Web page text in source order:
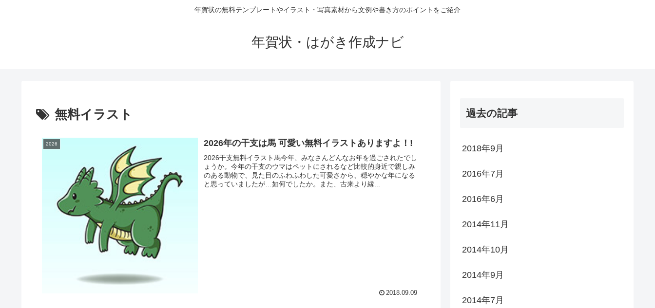
年賀状の無料テンプレートやイラスト・写真素材から文例や書き方のポイントをご紹介
年賀状・はがき作成ナビ
無料イラスト
2026 2026年の干支は馬 可愛い無料イラストありますよ！!
2026干支無料イラスト馬今年、みなさんどんなお年を過ごされたでし
ょうか。今年の干支のウマはペットにされるなど比較的身近で親しみ
のある動物で、見た目のふわふわした可愛さから、穏やかな年になる
と思っていましたが…如何でしたか。また、古来より縁...
2018.09.09
過去の記事
2018年9月
2016年7月
2016年6月
2014年11月
2014年10月
2014年9月
2014年7月